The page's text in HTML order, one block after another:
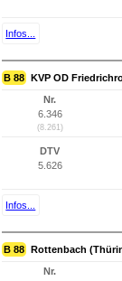
Infos...
B 88 KVP OD
Nr.
6.346
(8.261)
DTV
5.626
Infos...
B 88 Rottenbach
Nr.